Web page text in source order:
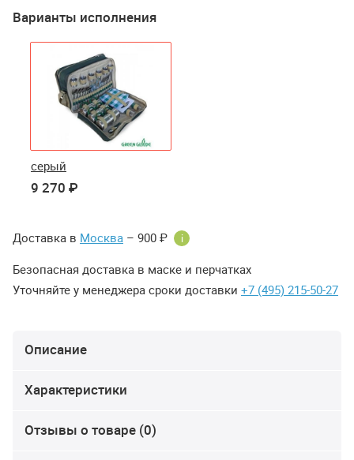
Варианты исполнения
серый
9 270 ₽
Доставка в Москва – 900 ₽ i
Безопасная доставка в маске и перчатках
Уточняйте у менеджера сроки доставки +7 (495) 215-50-27
Описание
Характеристики
Отзывы о товаре (0)